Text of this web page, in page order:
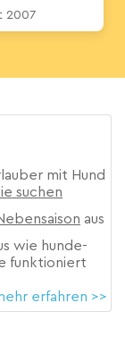
2007
mit Hund
suchen
aus
wie hunde-
funktioniert
erfahren >>